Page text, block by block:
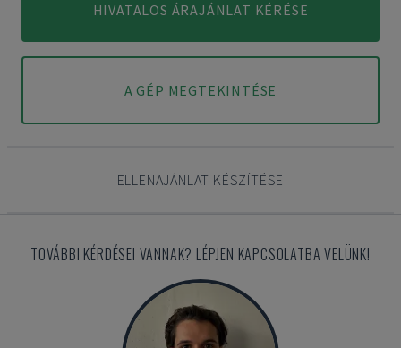
HIVATALOS ÁRAJÁNLAT KÉRÉSE
A GÉP MEGTEKINTÉSE
ELLENAJÁNLAT KÉSZÍTÉSE
TOVÁBBI KÉRDÉSEI VANNAK? LÉPJEN KAPCSOLATBA VELÜNK!